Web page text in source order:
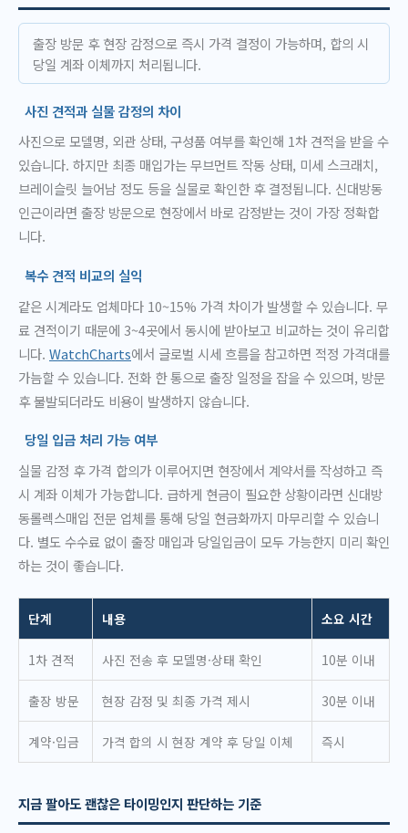
출장 방문 후 현장 감정으로 즉시 가격 결정이 가능하며, 합의 시
당일 계좌 이체까지 처리됩니다.
사진 견적과 실물 감정의 차이
사진으로 모델명, 외관 상태, 구성품 여부를 확인해 1차 견적을 받을 수
있습니다. 하지만 최종 매입가는 무브먼트 작동 상태, 미세 스크래치,
브레이슬릿 늘어남 정도 등을 실물로 확인한 후 결정됩니다. 신대방동
인근이라면 출장 방문으로 현장에서 바로 감정받는 것이 가장 정확합
니다.
복수 견적 비교의 실익
같은 시계라도 업체마다 10~15% 가격 차이가 발생할 수 있습니다. 무
료 견적이기 때문에 3~4곳에서 동시에 받아보고 비교하는 것이 유리합
니다. WatchCharts에서 글로벌 시세 흐름을 참고하면 적정 가격대를
가늠할 수 있습니다. 전화 한 통으로 출장 일정을 잡을 수 있으며, 방문
후 불발되더라도 비용이 발생하지 않습니다.
당일 입금 처리 가능 여부
실물 감정 후 가격 합의가 이루어지면 현장에서 계약서를 작성하고 즉
시 계좌 이체가 가능합니다. 급하게 현금이 필요한 상황이라면 신대방
동롤렉스매입 전문 업체를 통해 당일 현금화까지 마무리할 수 있습니
다. 별도 수수료 없이 출장 매입과 당일입금이 모두 가능한지 미리 확인
하는 것이 좋습니다.
단계 내용 소요 시간
1차 견적 사진 전송 후 모델명·상태 확인 10분 이내
출장 방문 현장 감정 및 최종 가격 제시 30분 이내
계약·입금 가격 합의 시 현장 계약 후 당일 이체 즉시
지금 팔아도 괜찮은 타이밍인지 판단하는 기준